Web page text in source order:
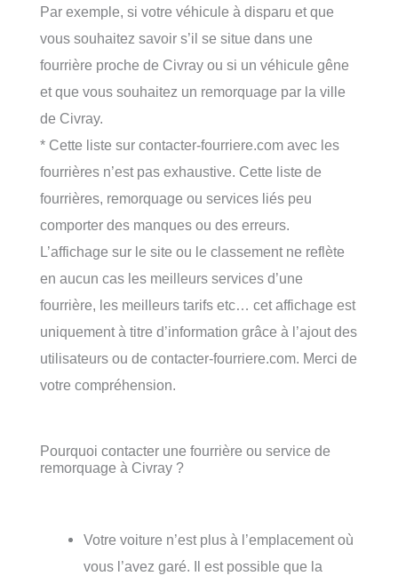
Par exemple, si votre véhicule à disparu et que
vous souhaitez savoir s’il se situe dans une
fourrière proche de Civray ou si un véhicule gêne
et que vous souhaitez un remorquage par la ville
de Civray.
* Cette liste sur contacter-fourriere.com avec les
fourrières n’est pas exhaustive. Cette liste de
fourrières, remorquage ou services liés peu
comporter des manques ou des erreurs.
L’affichage sur le site ou le classement ne reflète
en aucun cas les meilleurs services d’une
fourrière, les meilleurs tarifs etc… cet affichage est
uniquement à titre d’information grâce à l’ajout des
utilisateurs ou de contacter-fourriere.com. Merci de
votre compréhension.
Pourquoi contacter une fourrière ou service de
remorquage à Civray ?
Votre voiture n’est plus à l’emplacement où
vous l’avez garé. Il est possible que la